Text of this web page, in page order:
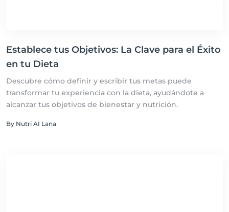
Establece tus Objetivos: La Clave para el Éxito
en tu Dieta
Descubre cómo definir y escribir tus metas puede
transformar tu experiencia con la dieta, ayudándote a
alcanzar tus objetivos de bienestar y nutrición.
By Nutri AI Lana